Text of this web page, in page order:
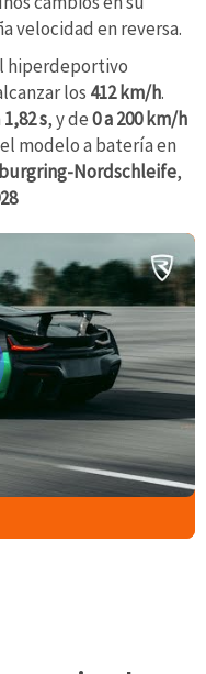
velocidad en reversa.
hiperdeportivo
los 412 km/h.
1,82 s, y de0 a 200 km/h
modelo a batería en
Nordschleife,